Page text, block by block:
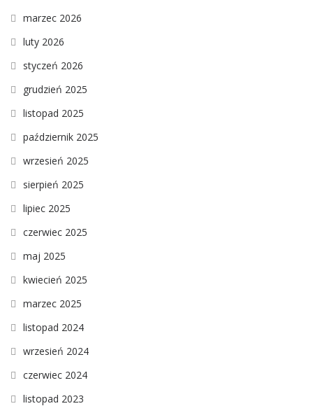
marzec 2026
luty 2026
styczeń 2026
grudzień 2025
listopad 2025
październik 2025
wrzesień 2025
sierpień 2025
lipiec 2025
czerwiec 2025
maj 2025
kwiecień 2025
marzec 2025
listopad 2024
wrzesień 2024
czerwiec 2024
listopad 2023